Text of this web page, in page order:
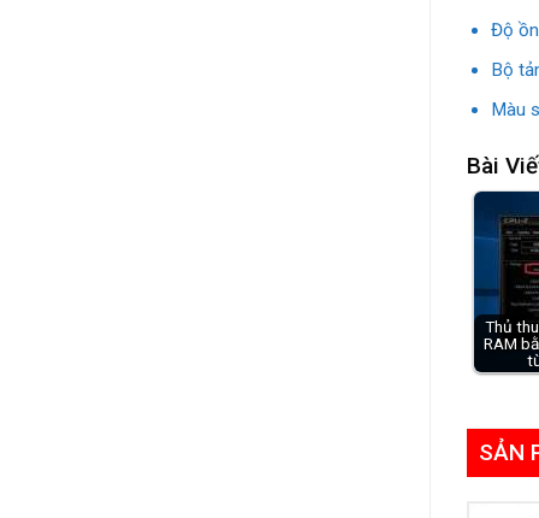
Độ
Bộ
Màu
Bài
Thủ
RAM
SẢN